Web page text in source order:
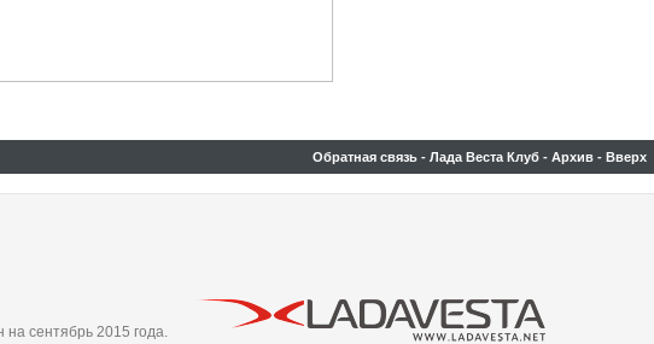
Обратная связь - Лада Веста Клуб - Архив - Вверх
сентябрь 2015 года.